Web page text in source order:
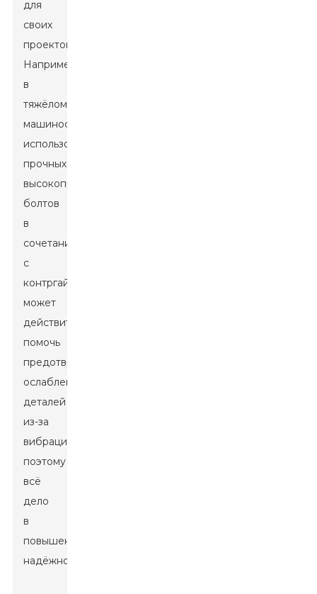
для
своих
проектов.
Например,
в
тяжёлом
машиностроении
использование
прочных
высокопрочных
болтов
в
сочетании
с
контргайками
может
действительно
помочь
предотвратить
ослабление
деталей
из-за
вибраций,
поэтому
всё
дело
в
повышении
надёжности.